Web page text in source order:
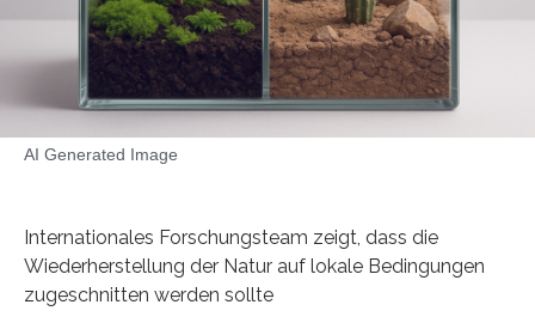
AI Generated Image
Internationales Forschungsteam zeigt, dass die
Wiederherstellung der Natur auf lokale Bedingungen
zugeschnitten werden sollte